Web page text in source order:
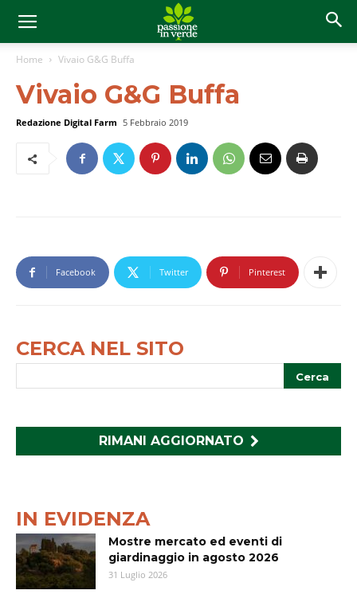
Home Vivaio G&G Buffa
Vivaio G&G Buffa
Redazione Digital Farm 5 Febbraio 2019
Facebook Twitter Pinterest
CERCA NEL SITO
RIMANI AGGIORNATO
IN EVIDENZA
Mostre mercato ed eventi di
giardinaggio in agosto 2026
31 Luglio 2026